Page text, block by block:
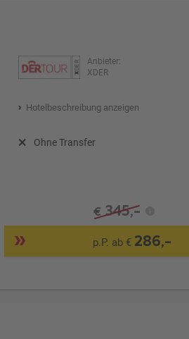
Anbieter:
XDER
Hotelbeschreibung anzeigen
Ohne Transfer
€ 345,-
p.P. ab € 286,-